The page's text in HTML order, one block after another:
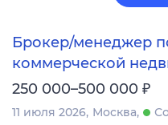
Брокер/менеджер
коммерческой
250 000–500 000 ₽
11 июля 2026 Москва